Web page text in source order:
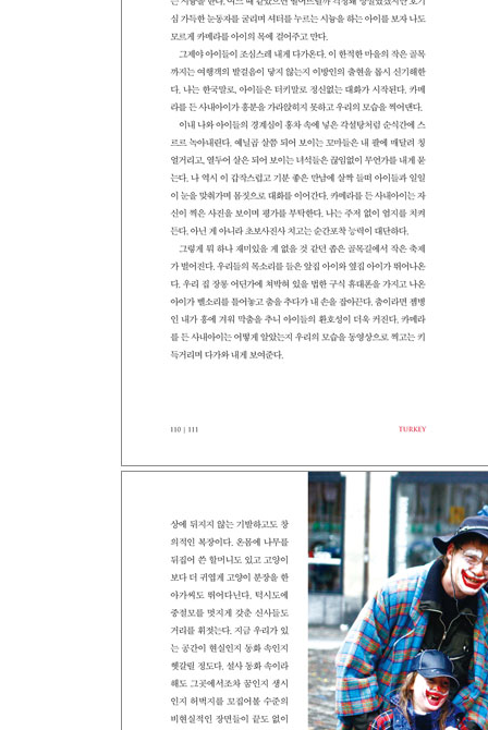
Just Passing By 베라트
Montenegro
Just Passing By 코토르
Bosnia and Herzegovina
제발 조심 좀 해, 이 자식아!
엄마의 마음
Croatia
사위는 희삼이, 며느리는 아나!
Just Passing By 두브로브니크
Just Passing By 플리트비체 국립공원
20분간의 연애
Just Passing By 브라티슬라바
목숨 건 하이킹
Czech Republic
Just Passing By 체스키 크룸로프